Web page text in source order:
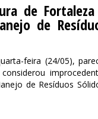
de
de
feira (24/05),
de Resíduos